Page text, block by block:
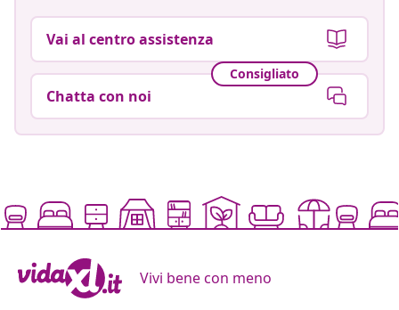
Vai al centro assistenza
Consigliato
Chatta con noi
Vivi bene con meno